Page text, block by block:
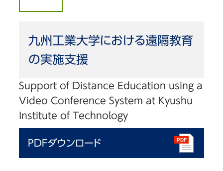
九州工業大学における遠隔教育
の実施支援
Support of Distance Education using a
Video Conference System at Kyushu
Institute of Technology
PDFダウンロード